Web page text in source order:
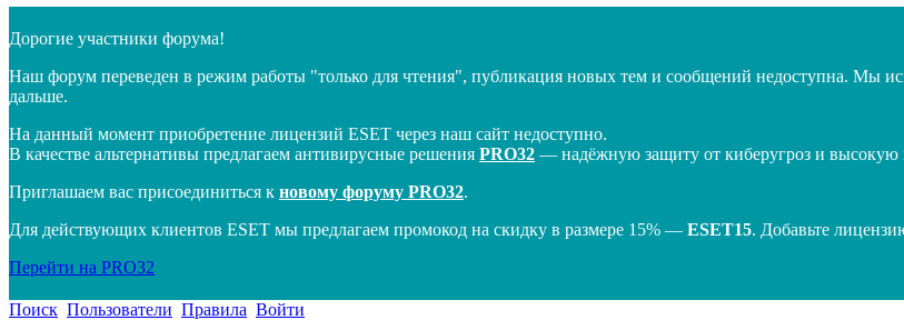
Дорогие участники форума!
Наш форум переведен в режим работы "только для чтения", публикация новых тем и сообщений недоступна. Мы
дальше.
На данный момент приобретение лицензий ESET через наш сайт недоступно.
В качестве альтернативы предлагаем антивирусные решения PRO32 — надёжную защиту от киберугроз и высокую
Приглашаем вас присоединиться к новому форуму PRO32.
Для действующих клиентов ESET мы предлагаем промокод на скидку в размере 15% — ESET15. Добавьте
Перейти на PRO32
Поиск Пользователи Правила Войти